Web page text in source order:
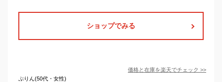
ショップでみる
価格と在庫を楽天でチェック >>
ぷりん(50代・女性)